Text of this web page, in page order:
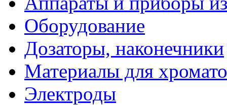
Оборудование
Дозаторы, наконечники
Материалы для
Электроды